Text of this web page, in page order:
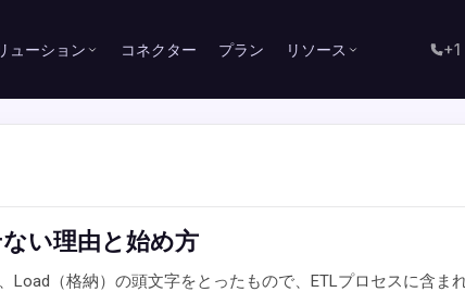
ューション コネクター プラン リソース
い理由と始め方
Load（格納）の頭文字をとったもので、ETLプロセスに含ま